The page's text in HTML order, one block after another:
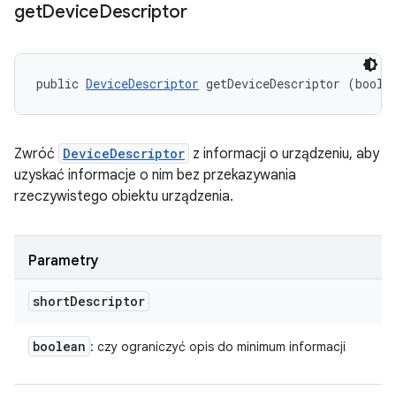
getDeviceDescriptor
public DeviceDescriptor getDeviceDescriptor
Zwróć DeviceDescriptor z informacji o urządzeniu, aby
uzyskać informacje o nim bez przekazywania
rzeczywistego obiektu urządzenia.
Parametry
shortDescriptor
boolean : czy ograniczyć opis do minimum informacji